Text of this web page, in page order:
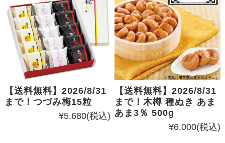
【送料無料】2026/8/31
まで！つづみ梅15粒
¥5,680(税込)
【送料無料】2026/8/31
まで！木樽 種ぬき あま
あま3％ 500g
¥6,000(税込)